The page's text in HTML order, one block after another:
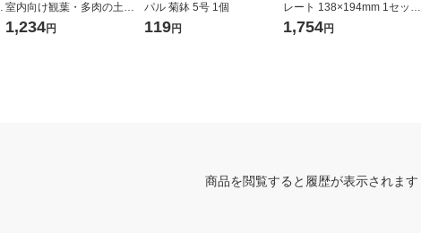
室内向け観葉・多肉の土プ
レミアム 3.5L 1袋
1,234円
パル 菊鉢 5号 1個
119円
レート 138×194mm 1セット
(2枚) KTK3097（直送品）
1,754円
商品を閲覧すると履歴が表示されます